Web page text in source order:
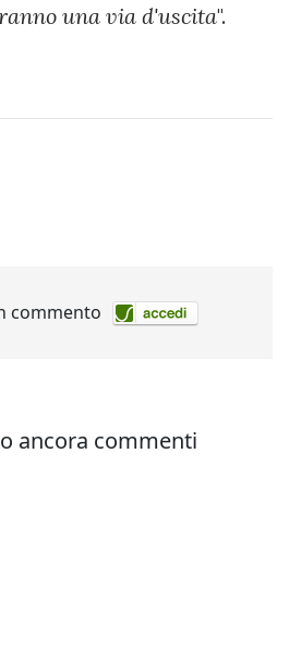
una via d'uscita".